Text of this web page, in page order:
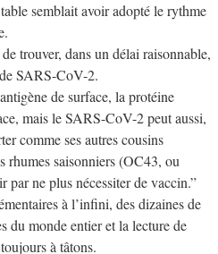
semblait avoir adopté le rythme
trouver, dans un délai raisonnable,
SARS-CoV-2.
de surface, la protéine
mais le SARS-CoV-2 peut aussi,
comme ses autres cousins
rhumes saisonniers (OC43, ou
ne plus nécessiter de vaccin.”
à l’infini, des dizaines de
du monde entier et la lecture de
à tâtons.